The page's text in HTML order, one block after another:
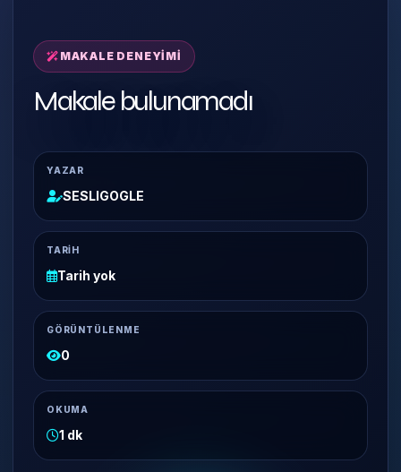
MAKALE DENEYIMI
Makale bulunamadı
YAZAR
SESLIGOGLE
TARIH
Tarih yok
GÖRÜNTÜLENME
0
OKUMA
1 dk